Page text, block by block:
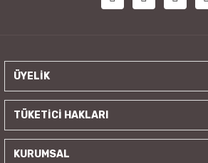
ÜYELİK
TÜKETİCİ HAKLARI
KURUMSAL